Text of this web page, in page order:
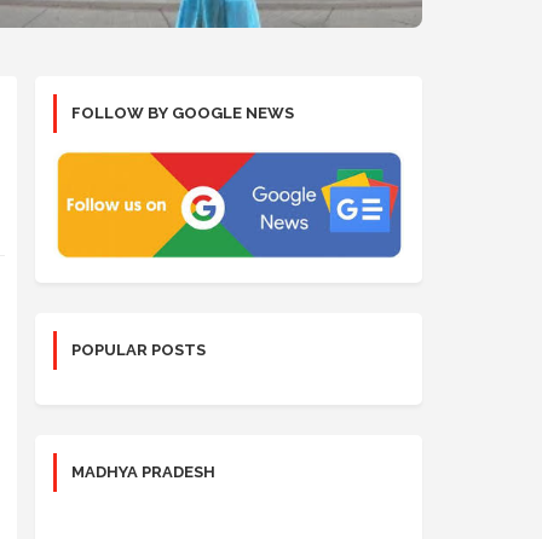
FOLLOW BY GOOGLE NEWS
POPULAR POSTS
MADHYA PRADESH